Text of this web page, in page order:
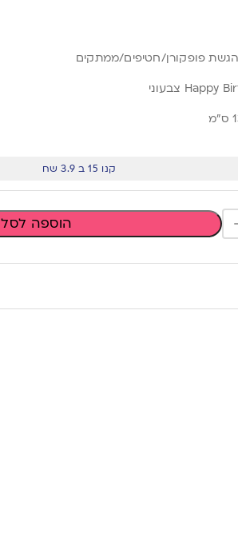
פופקורן/חטיפים/ממתקים
קנו 15 ב 3.9 שח
הוספה לסל